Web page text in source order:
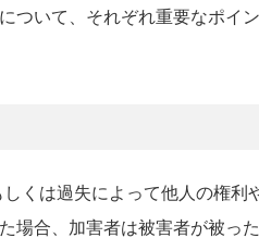
ついて、それぞれ重要なポイ
くは過失によって他人の権利
場合、加害者は被害者が被っ